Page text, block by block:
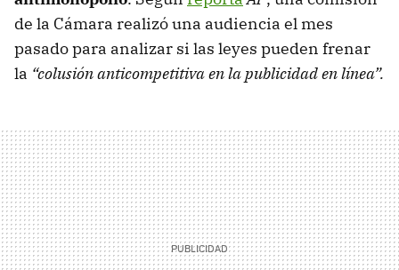
de la Cámara realizó una audiencia el mes
pasado para analizar si las leyes pueden frenar
la “colusión anticompetitiva en la publicidad en línea”.